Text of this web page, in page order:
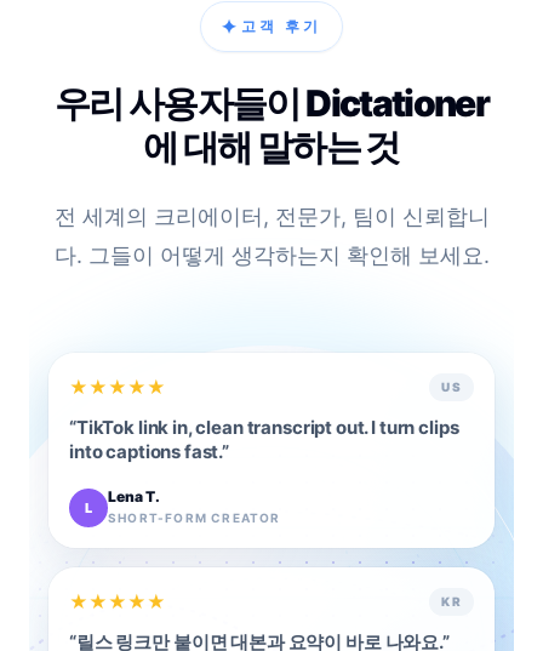
✦ 고객 후기
우리 사용자들이 Dictationer
에 대해 말하는 것
전 세계의 크리에이터, 전문가, 팀이 신뢰합니
다. 그들이 어떻게 생각하는지 확인해 보세요.
★★★★★ US
“TikTok link in, clean transcript out. I turn clips
into captions fast.”
L
Lena T.
SHORT-FORM CREATOR
★★★★★ KR
“릴스 링크만 붙이면 대본과 요약이 바로 나와요.”